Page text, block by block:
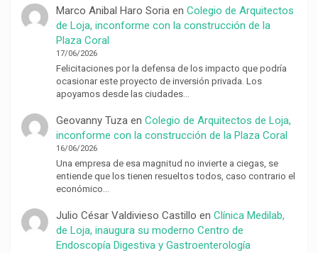
Marco Anibal Haro Soriaen Colegio de Arquitectos
de Loja, inconforme con la construcción de la
Plaza Coral
17/06/2026
Felicitaciones por la defensa de los impacto que podría
ocasionar este proyecto de inversión privada. Los
apoyamos desde las ciudades…
Geovanny Tuzaen Colegio de Arquitectos de Loja,
inconforme con la construcción de la Plaza Coral
16/06/2026
Una empresa de esa magnitud no invierte a ciegas, se
entiende que los tienen resueltos todos, caso contrario el
económico…
Julio César Valdivieso Castillo en Clínica Medilab,
de Loja, inaugura su moderno Centro de
Endoscopía Digestiva y Gastroenterología